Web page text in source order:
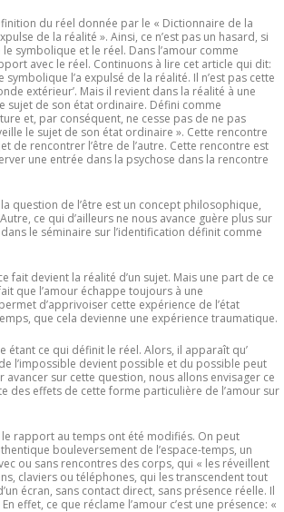
du réel donnée par le « Dictionnaire de la
de la réalité ». Ainsi, ce n’est pas un hasard, si
symbolique et le réel. Dans l’amour comme
avec le réel. Continuons à lire cet article qui dit:
l’a expulsé de la réalité. Il n’est pas cette
extérieur’. Mais il revient dans la réalité à une
sujet de son état ordinaire. Défini comme
et, par conséquent, ne cesse pas de ne pas
le sujet de son état ordinaire ». Cette rencontre
de rencontrer l’être de l’autre. Cette rencontre est
une entrée dans la psychose dans la rencontre
la question de l’être est un concept philosophique,
ce qui d’ailleurs ne nous avance guère plus sur
le séminaire sur l’identification définit comme
fait devient la réalité d’un sujet. Mais une part de ce
que l’amour échappe toujours à une
d’apprivoiser cette expérience de l’état
que cela devienne une expérience traumatique.
étant ce qui définit le réel. Alors, il apparaît qu’
l’impossible devient possible et du possible peut
sur cette question, nous allons envisager ce
des effets de cette forme particulière de l’amour sur
rapport au temps ont été modifiés. On peut
bouleversement de l’espace-temps, un
ou sans rencontres des corps, qui « les réveillent
claviers ou téléphones, qui les transcendent tout
écran, sans contact direct, sans présence réelle. Il
effet, ce que réclame l’amour c’est une présence: «